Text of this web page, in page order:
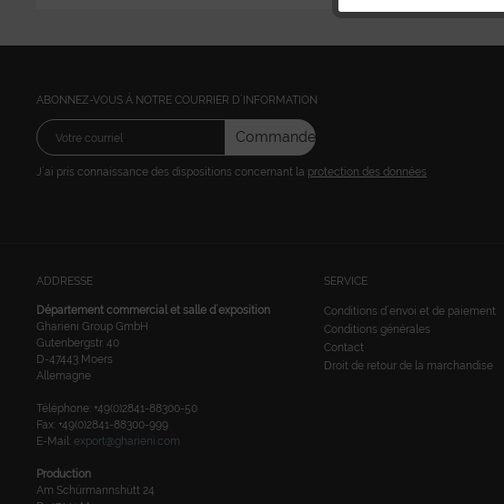
ABONNEZ-VOUS Á NOTRE COURRIER D´INFORMATION
Commandez
J´ai pris connaissance des dispositions concernant la protection des données
ADDRESSE
Département commercial et salle d´exposition
Gharieni Group GmbH
Gutenbergstr. 40
D-47443 Moers
Allemagne
Téléphone: +49(0)2841-88300-50
Fax: +49(0)2841-88300-999
E-Mail: export@gharieni.com
Production
Am Schürmannshütt 24
SERVICE
Conditions d´envoi et de paiement
Conditions générales
Contact
Droit de retour de la marchandise